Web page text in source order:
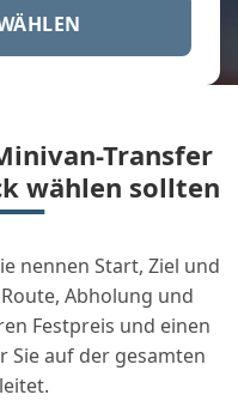
Transfer
wählen sollten
nennen Start, Ziel und
Abholung und
Festpreis und einen
Sie auf der gesamten